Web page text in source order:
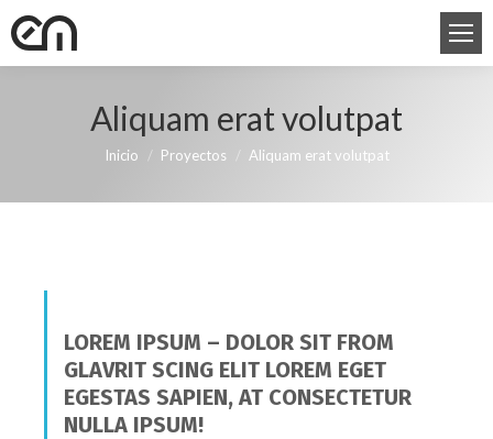
Aliquam erat volutpat
Estás aquí:
Inicio Proyectos Aliquam erat volutpat
LOREM IPSUM – DOLOR SIT FROM
GLAVRIT SCING ELIT LOREM EGET
EGESTAS SAPIEN, AT CONSECTETUR
NULLA IPSUM!